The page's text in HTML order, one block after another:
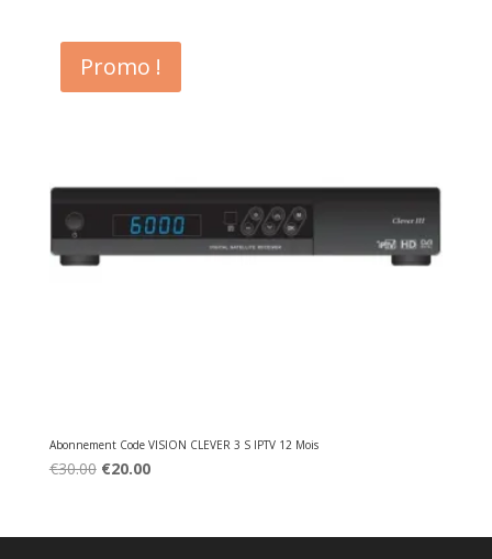
€35.00.€25.00.
Promo !
Abonnement Code VISION CLEVER 3 S IPTV 12 Mois
€30.00 Original
€30.00.
€20.00Current
€20.00.